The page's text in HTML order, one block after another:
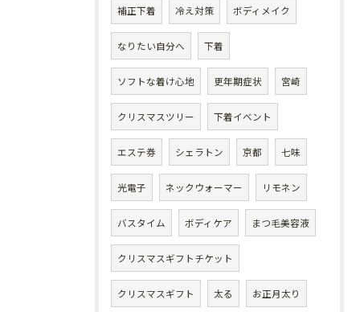
補正下着 冷え対策 ボディメイク
なりたい自分へ 下着
ソフトな着け心地 更年期症状 宮崎
クリスマスツリー 下着イベント
エステ券 シェラトン 京都 七味
光電子 ネックウォーマー リモネン
バスタイム ボディケア まつ毛美容液
クリスマスギフトチケット
クリスマスギフト 太る お正月太り